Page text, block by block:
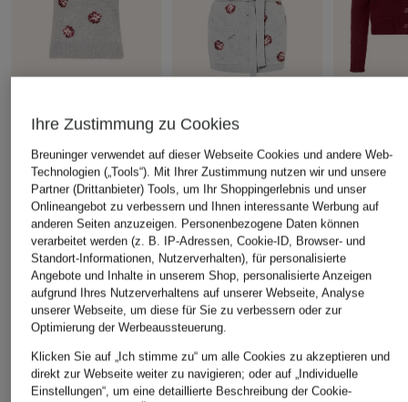
DOROTHEE
SCHUMACHER
Strickshirt BLOOMING
STATEMENTS mit
Cashmere
CHF 449
DOROTHEE
SCHUMACHER
Strickweste BLOOMING
STATEMENTS mit
Cashmere
CHF 649
Strickjacke
LOVE aus
CHF 599
ÄHNLICHE ARTIKEL ENTDECKEN
Ihre Zustimmung zu Cookies
Breuninger verwendet auf dieser Webseite Cookies und andere Web-
Technologien („Tools“). Mit Ihrer Zustimmung nutzen wir und unsere
Partner (Drittanbieter) Tools, um Ihr Shoppingerlebnis und unser
Onlineangebot zu verbessern und Ihnen interessante Werbung auf
anderen Seiten anzuzeigen. Personenbezogene Daten können
verarbeitet werden (z. B. IP-Adressen, Cookie-ID, Browser- und
Standort-Informationen, Nutzerverhalten), für personalisierte
Angebote und Inhalte in unserem Shop, personalisierte Anzeigen
aufgrund Ihres Nutzerverhaltens auf unserer Webseite, Analyse
unserer Webseite, um diese für Sie zu verbessern oder zur
Optimierung der Werbeaussteuerung.
Klicken Sie auf „Ich stimme zu“ um alle Cookies zu akzeptieren und
direkt zur Webseite weiter zu navigieren; oder auf „Individuelle
Einstellungen“, um eine detaillierte Beschreibung der Cookie-